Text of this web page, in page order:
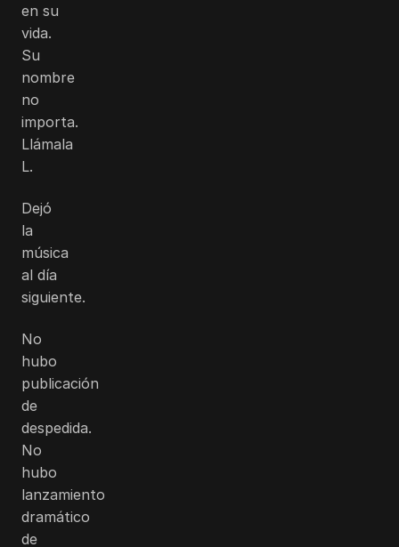
en su
vida.
Su
nombre
no
importa.
Llámala
L.
Dejó
la
música
al día
siguiente.
No
hubo
publicación
de
despedida.
No
hubo
lanzamiento
dramático
de